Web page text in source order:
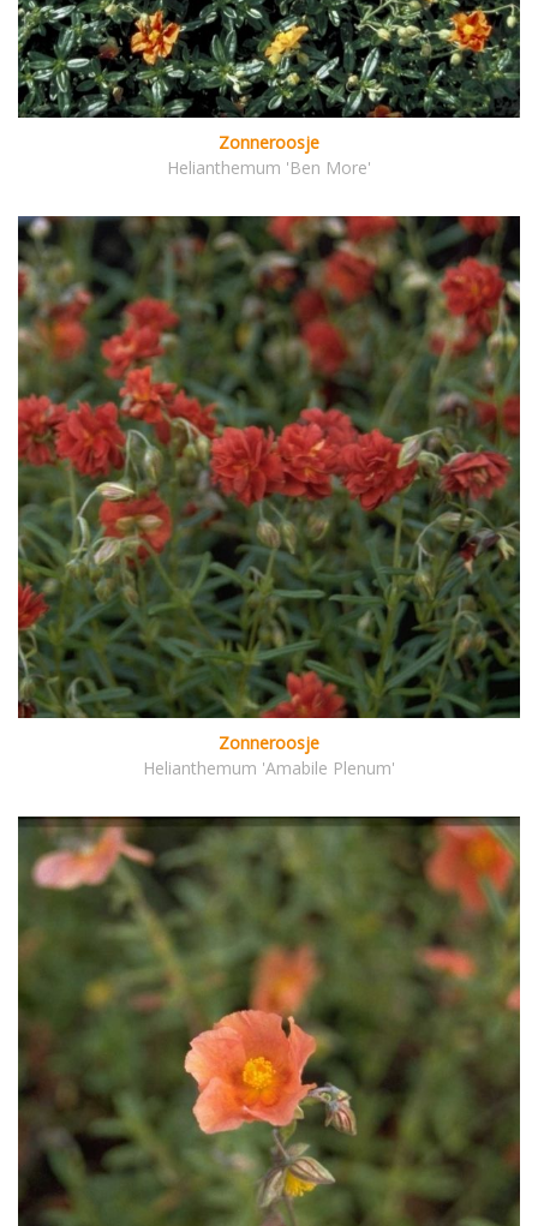
Zonneroosje
Helianthemum 'Ben More'
Zonneroosje
Helianthemum 'Amabile Plenum'